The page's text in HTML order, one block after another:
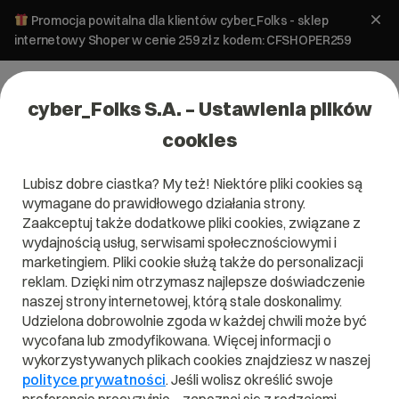
Promocja powitalna dla klientów cyber_Folks - sklep
internetowy Shoper w cenie 259 zł z kodem: CFSHOPER259
Generator CSR
cyber_Folks S.A. – Ustawienia plików
cookies
Lubisz dobre ciastka? My też! Niektóre pliki cookies są
wymagane do prawidłowego działania strony.
Zaakceptuj także dodatkowe pliki cookies, związane z
wydajnością usług, serwisami społecznościowymi i
marketingiem. Pliki cookie służą także do personalizacji
reklam. Dzięki nim otrzymasz najlepsze doświadczenie
naszej strony internetowej, którą stale doskonalimy.
Udzielona dobrowolnie zgoda w każdej chwili może być
wycofana lub zmodyfikowana. Więcej informacji o
wykorzystywanych plikach cookies znajdziesz w naszej
polityce prywatności. Jeśli wolisz określić swoje